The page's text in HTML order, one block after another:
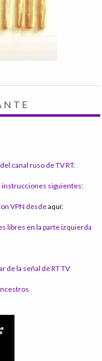
canal ruso de TV RT.
instrucciones siguientes:
VPN desdeaquí:
libres en la parte izquierda
de la señal de RT TV